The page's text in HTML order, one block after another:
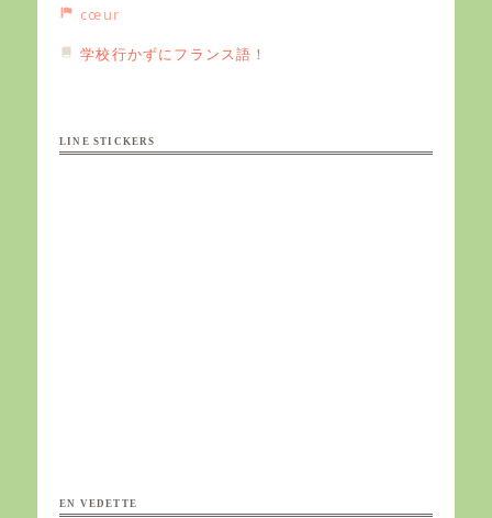
cœur
学校行かずにフランス語！
LINE STICKERS
EN VEDETTE